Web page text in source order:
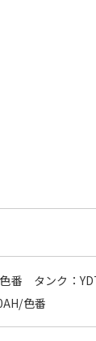
番 タンク：
色番